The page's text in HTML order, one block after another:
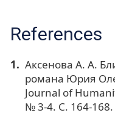
References
Аксенова А. А.
романа Юрия
Journal of
№ 3-4. С. 164-168.